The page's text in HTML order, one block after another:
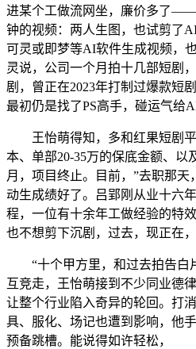
进某个工做流网坐，廉价多了
钟的视频：两人生图，也试剪了
可灵或即梦等AI软件生成视频，
灵说，公司一个月拍十几部短剧
剧，曾正在2023年打制过爆款短
最初仍是找了PS高手，碰运气给
王怡萌得知，多和红果短剧平
本、单部20-35万的保底金额、以
月，项目终止。目前，”去职那天
动生成绩好了。吕郢刚从业十六
程，一位有十余年工做经验的特
也不想剪下沉剧，过去，现正在
“十个甲方里，和过去拍告白
互竞走，王怡萌接到不少同业德
让整个行业陷入奇异的轮回。打
具、服化、场记也遭到影响，他
预备跳槽。能说得如许轻松，